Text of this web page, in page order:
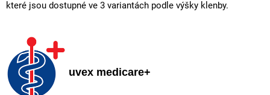
které jsou dostupné ve 3 variantách podle výšky klenby.
uvex medicare+